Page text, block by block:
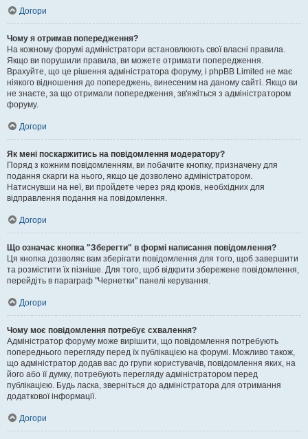
Догори
Чому я отримав попередження?
На кожному форумі адміністратори встановлюють свої власні правила.
Якщо ви порушили правила, ви можете отримати попередження.
Врахуйте, що це рішення адміністратора форуму, і phpBB Limited не має
ніякого відношення до попереджень, винесеним на даному сайті. Якщо ви
не знаєте, за що отримали попередження, зв'яжіться з адміністратором
форуму.
Догори
Як мені поскаржитись на повідомлення модератору?
Поряд з кожним повідомленням, ви побачите кнопку, призначену для
подання скарги на нього, якщо це дозволено адміністратором.
Натиснувши на неї, ви пройдете через ряд кроків, необхідних для
відправлення подання на повідомлення.
Догори
Що означає кнопка "Зберегти" в формі написання повідомлення?
Ця кнопка дозволяє вам зберігати повідомлення для того, щоб завершити
та розмістити їх пізніше. Для того, щоб відкрити збережене повідомлення,
перейдіть в параграф "Чернетки" панелі керування.
Догори
Чому моє повідомлення потребує схвалення?
Адміністратор форуму може вирішити, що повідомлення потребують
попереднього перегляду перед їх публікацією на форумі. Можливо також,
що адміністратор додав вас до групи користувачів, повідомлення яких, на
його або її думку, потребують перегляду адміністратором перед
публікацією. Будь ласка, зверніться до адміністратора для отримання
додаткової інформації.
Догори